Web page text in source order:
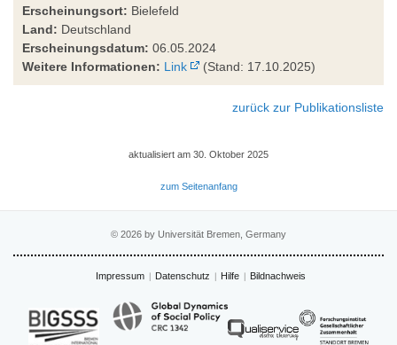
Erscheinungsort: Bielefeld
Land: Deutschland
Erscheinungsdatum: 06.05.2024
Weitere Informationen: Link (Stand: 17.10.2025)
zurück zur Publikationsliste
aktualisiert am 30. Oktober 2025
zum Seitenanfang
© 2026 by Universität Bremen, Germany
Impressum Datenschutz Hilfe Bildnachweis